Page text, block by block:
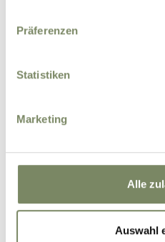
Präferenzen
Statistiken
Marketing
Alle
Auswahl
offers by e-mail.
may be processed by
for the purpose of
basis of the consent